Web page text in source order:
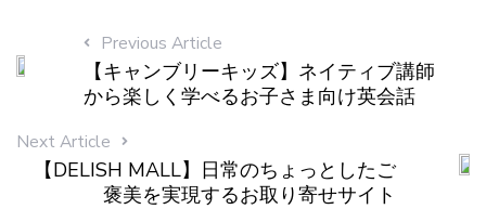
Previous Article
【キャンブリーキッズ】ネイティブ講師
から楽しく学べるお子さま向け英会話
Next Article
【DELISH MALL】日常のちょっとしたご
褒美を実現するお取り寄せサイト